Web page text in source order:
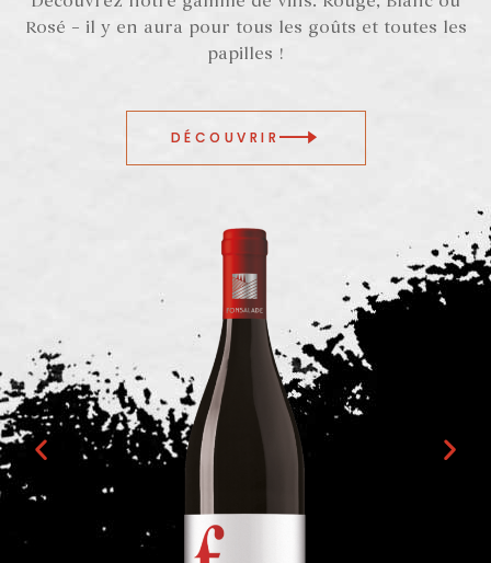
Rosé – il y en aura pour tous les goûts et toutes les
papilles !
DÉCOUVRIR